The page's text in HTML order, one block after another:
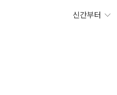
신간부터